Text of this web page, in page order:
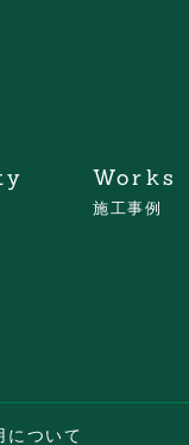
Works
施工事例
ついて